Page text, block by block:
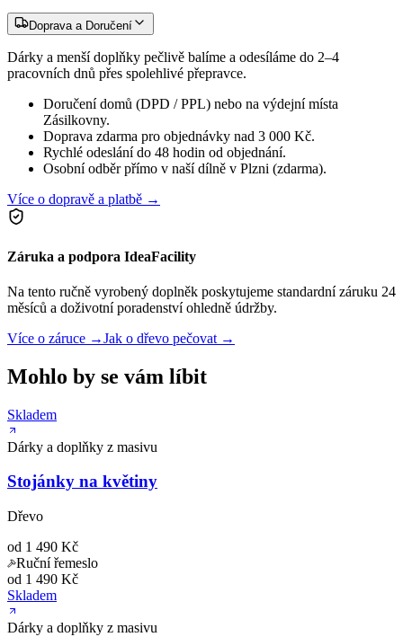
Doprava a Doručení
Dárky a menší doplňky pečlivě balíme a odesíláme do 2–4
pracovních dnů přes spolehlivé přepravce.
Doručení domů (DPD / PPL) nebo na výdejní místa
Zásilkovny.
Doprava zdarma pro objednávky nad 3 000 Kč.
Rychlé odeslání do 48 hodin od objednání.
Osobní odběr přímo v naší dílně v Plzni (zdarma).
Více o dopravě a platbě →
Záruka a podpora IdeaFacility
Na tento ručně vyrobený doplněk poskytujeme standardní záruku 24
měsíců a doživotní poradenství ohledně údržby.
Více o záruce →Jak o dřevo pečovat →
Mohlo by se vám líbit
Skladem
Dárky a doplňky z masivu
Stojánky na květiny
Dřevo
od 1 490 Kč
Ruční řemeslo
od 1 490 Kč
Skladem
Dárky a doplňky z masivu